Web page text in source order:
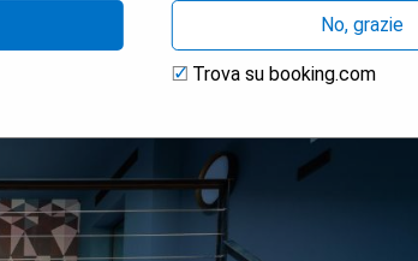
No, grazie
Trova su booking.com